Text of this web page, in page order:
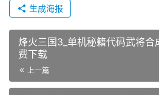
生成海报
烽火三国3_单机秘籍代码武将合
费下载
上一篇